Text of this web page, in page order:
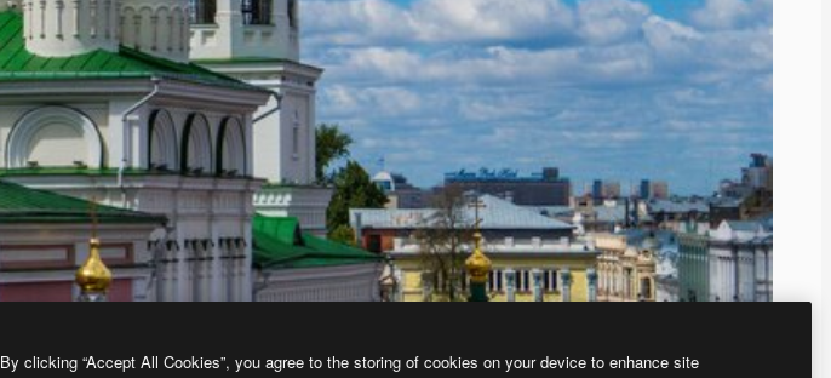
By clicking “Accept All Cookies”, you agree to the storing of cookies on your device to enhance site